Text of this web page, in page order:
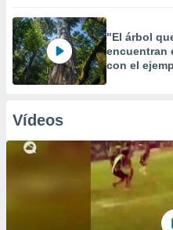
"El árbol
encuentran
con el
Vídeos